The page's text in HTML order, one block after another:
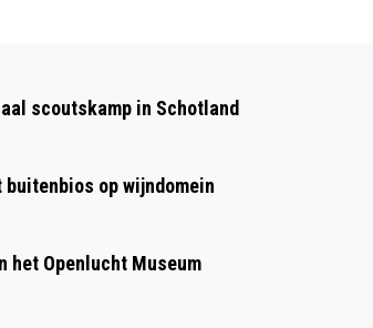
OP GROENE SECTOR VAKBEURS
scoutskamp in Schotland
op wijndomein
het Openlucht Museum